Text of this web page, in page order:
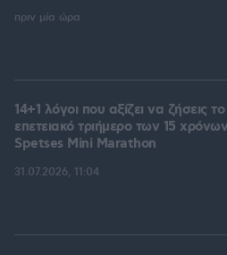
πριν μία ώρα
14+1 λόγοι που αξίζει να ζήσεις το
επετειακό τριήμερο των 15
Spetses Mini Marathon
31.07.2026, 11:04